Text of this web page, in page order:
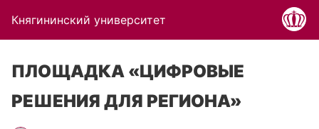
Княгининский университет
ПЛОЩАДКА «ЦИФРОВЫЕ
РЕШЕНИЯ ДЛЯ РЕГИОНА»